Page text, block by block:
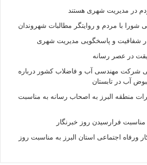
در مدیریت شهری هستند
شورا با مردم و روایتگر مطالبات شهروندان
شفافیت و پاسخگویی مدیریت شهری
در عصر رسانه
شرکت مهندسی آب و فاضلاب کشور درباره
آب در تابستان
منطقه البرز به اصحاب رسانه به مناسبت
مناسبت فرارسیدن روز خبرنگار
ورفاه اجتماعی استان البرز به مناسبت روز